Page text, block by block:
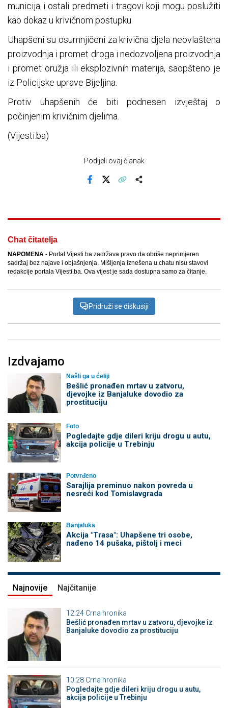
municija i ostali predmeti i tragovi koji mogu poslužiti
kao dokaz u krivičnom postupku.
Uhapšeni su osumnjičeni za krivična djela neovlaštena
proizvodnja i promet droga i nedozvoljena proizvodnja
i promet oružja ili eksplozivnih materija, saopšteno je
iz Policijske uprave Bijeljina.
Protiv uhapšenih će biti podnesen izvještaj o
počinjenim krivičnim djelima.
(Vijesti.ba)
Podijeli ovaj članak
Chat čitatelja
NAPOMENA - Portal Vijesti.ba zadržava pravo da obriše neprimjeren
sadržaj bez najave i objašnjenja. Mišljenja iznešena u chatu nisu stavovi
redakcije portala Vijesti.ba. Ova vijest je sada dostupna samo za čitanje.
Pridruži se diskusiji
Izdvajamo
Našli ga u ćeliji
Bešlić pronađen mrtav u zatvoru,
djevojke iz Banjaluke dovodio za
prostituciju
Foto
Pogledajte gdje dileri kriju drogu u autu,
akcija policije u Trebinju
Potvrđeno
Sarajlija preminuo nakon povreda u
nesreći kod Tomislavgrada
Banjaluka
Akcija "Trasa": Uhapšene tri osobe,
nađeno 14 pušaka, pištolj i meci
Najnovije Najčitanije
12:24 Crna hronika
Bešlić pronađen mrtav u zatvoru, djevojke iz
Banjaluke dovodio za prostituciju
10:28 Crna hronika
Pogledajte gdje dileri kriju drogu u autu,
akcija policije u Trebinju